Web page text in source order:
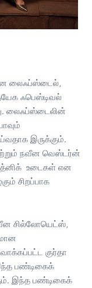
லைஃப்ஸ்டைல்,
ஃபெஸ்டிவல்
லைஃப்ஸ்டைலின்
இருக்கும்.
நவீன வெஸ்டர்ன்
உடைகள் என
சிறப்பாக
சில்லோயெட்ஸ்,
குர்தா
பண்டிகைக்
இந்த பண்டிகைக்